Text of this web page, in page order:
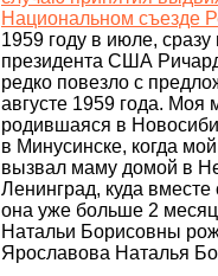
Национальном съезде
1959 году в июле,
президента США
редко повезло с
августе 1959 года.
родившаяся в
в Минусинске, когда
вызвал маму домой в
Ленинград, куда
она уже больше 2
Натальи Борисовны
Ярославова Наталья